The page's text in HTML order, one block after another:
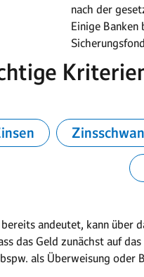
nach der
Einige
andeutet, kann
das Geld zunächst auf
als Überweisung oder